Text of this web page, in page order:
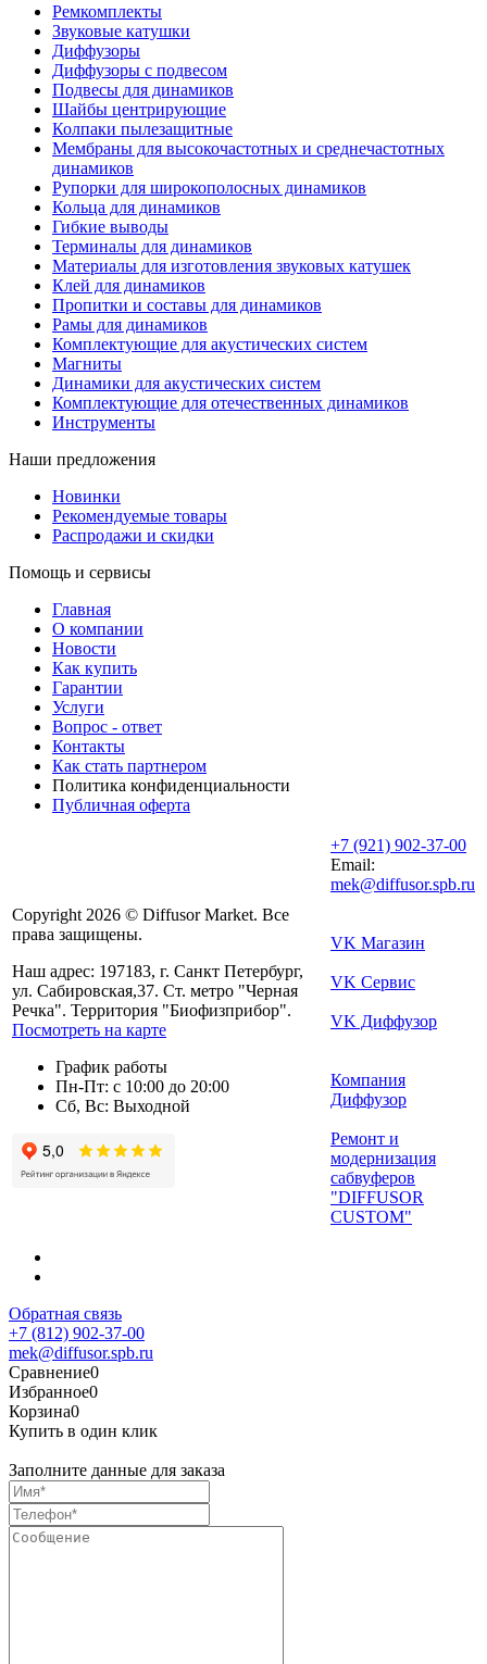
Ремкомплекты
Звуковые катушки
Диффузоры
Диффузоры с подвесом
Подвесы для динамиков
Шайбы центрирующие
Колпаки пылезащитные
Мембраны для высокочастотных и среднечастотных
динамиков
Рупорки для широкополосных динамиков
Кольца для динамиков
Гибкие выводы
Терминалы для динамиков
Материалы для изготовления звуковых катушек
Клей для динамиков
Пропитки и составы для динамиков
Рамы для динамиков
Комплектующие для акустических систем
Магниты
Динамики для акустических систем
Комплектующие для отечественных динамиков
Инструменты
Наши предложения
Новинки
Рекомендуемые товары
Распродажи и скидки
Помощь и сервисы
Главная
О компании
Новости
Как купить
Гарантии
Услуги
Вопрос - ответ
Контакты
Как стать партнером
Политика конфиденциальности
Публичная оферта
Copyright 2026 © Diffusor Market. Все
права защищены.
Наш адрес: 197183, г. Санкт Петербург,
ул. Сабировская,37. Ст. метро "Черная
Речка". Территория "Биофизприбор".
Посмотреть на карте
График работы
Пн-Пт: с 10:00 до 20:00
Сб, Вс: Выходной
+7 (921) 902-37-00
Email:
mek@diffusor.spb.ru
VK Магазин
VK Сервис
VK Диффузор
Компания
Диффузор
Ремонт и
модернизация
сабвуферов
"DIFFUSOR
CUSTOM"
Обратная связь
+7 (812) 902-37-00
mek@diffusor.spb.ru
Сравнение0
Избранное0
Корзина0
Купить в один клик
Заполните данные для заказа